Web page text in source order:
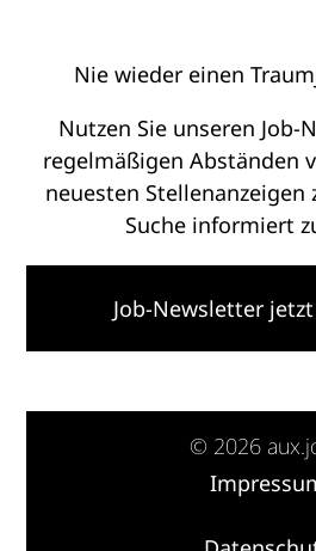
Nie wieder einen
Nutzen Sie unseren Job-
regelmäßigen Abständen
neuesten
Suche informiert
Job-Newsletter
© 2026